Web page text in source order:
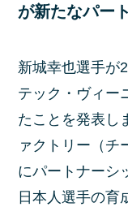
が新たなパー
新城幸也選手が
テック・ヴィー
たことを発表し
ァクトリー（チ
にパートナーシ
日本人選手の育